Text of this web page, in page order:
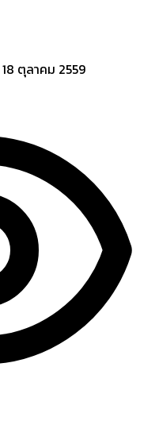
18 ตุลาคม 2559